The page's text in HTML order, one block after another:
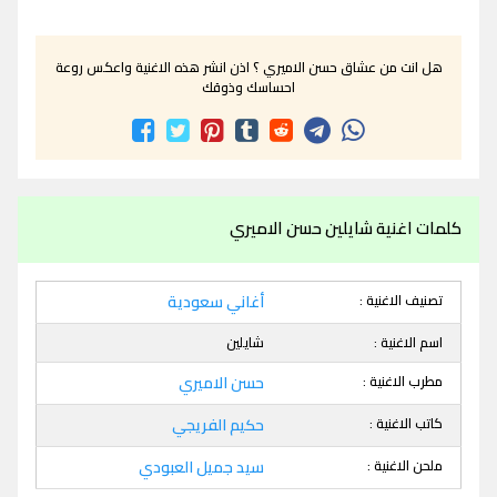
هل انت من عشاق حسن الاميري ؟ اذن انشر هذه الاغنية واعكس روعة
احساسك وذوقك
كلمات اغنية شايلين حسن الاميري
تصنيف الاغنية : أغاني سعودية
اسم الاغنية :
شايلين
مطرب الاغنية :
حسن الاميري
كاتب الاغنية : حكيم الفريجي
ملحن الاغنية : سيد جميل العبودي